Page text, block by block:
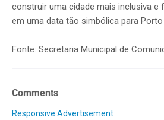
construir uma cidade mais inclusiva e
em uma data tão simbólica para Porto
Fonte: Secretaria Municipal de
Comments
Responsive Advertisement